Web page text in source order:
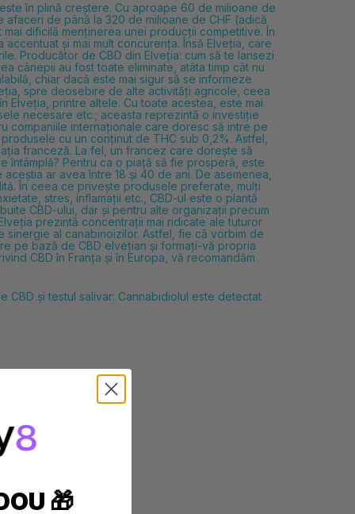
în plină creștere. Cu aproape 60 de milioane de
de până la 320 de milioane de CHF (adică
dificilă menținerea unei producții competitive. În
și mai mult concurența. Însă Elveția, care
Producător de CBD din Elveția: cum să te lansezi
cânepii au fost toate eliminate, atâta timp cât nu
chiar dacă este mai sigur să se informeze
spre deosebire de alte activități agricole, ceea
Elveția, printre altele. Cu toate acestea, este mai
necesare etc.; aceasta reprezintă o investiție
companiile internaționale care doresc să intre pe
cu un conținut de THC sub 0,2%. Astfel,
franceză. La fel, un francez care dorește să
întâmplă? Pentru ca o piață să fie prosperă, este
ar avea între 18 și 40 de ani. De asemenea,
În ceea ce privește produsele preferate, mulți
stres, inflamații etc., CBD-ul este o plantă
CBD-ului, dar și pentru alte organizații precum
prezintă concentrații mai ridicate ale tuturor
al canabinoizilor. Astfel, fie că vorbim de
pe bază de CBD elvețian și formați-vă propria
CBD în Franța și în Europa, vă recomandăm
CBD și testul salivar: Cannabidiolul este detectat
🎁